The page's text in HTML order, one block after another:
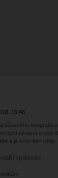
15:48
úžasného fotografa a
byla úžasná a celý
a já si ho fakt užila.
spolupráci.